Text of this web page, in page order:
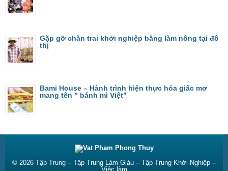
Gặp gỡ chàn trai khởi nghiệp bằng làm nông tại đô
thị
Bami House – Hành trình hiện thực hóa giấc mơ
mang tên ” bánh mì Việt”
© 2026 Tập Trung – Tập Trung Làm Giàu – Tập Trung Khởi Nghiệp –
Việc làm